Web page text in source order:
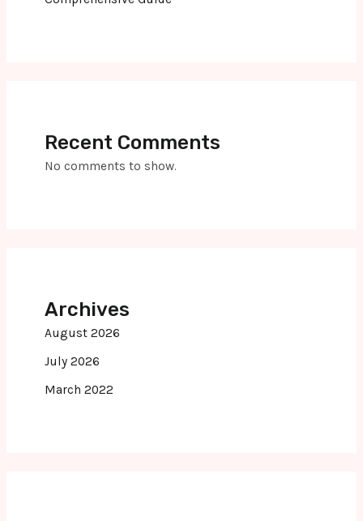
Recent Comments
No comments to show.
Archives
August 2026
July 2026
March 2022